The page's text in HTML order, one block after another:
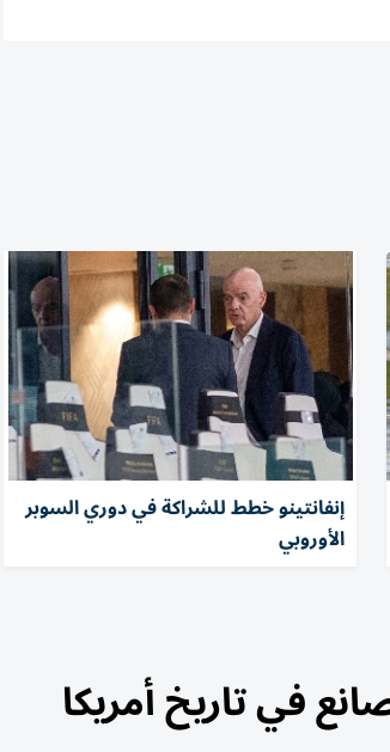
إنفانتينو خطط للشراكة في دوري السوبر
الأوروبي
في تاريخ أمريكا